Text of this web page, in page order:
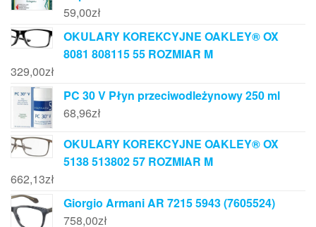
59,00zł
OKULARY KOREKCYJNE OAKLEY® OX
8081 808115 55 ROZMIAR M
329,00zł
PC 30 V Płyn przeciwodleżynowy 250 ml
68,96zł
OKULARY KOREKCYJNE OAKLEY® OX
5138 513802 57 ROZMIAR M
662,13zł
Giorgio Armani AR 7215 5943 (7605524)
758,00zł